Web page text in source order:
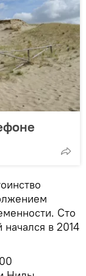
Сто
в 2014